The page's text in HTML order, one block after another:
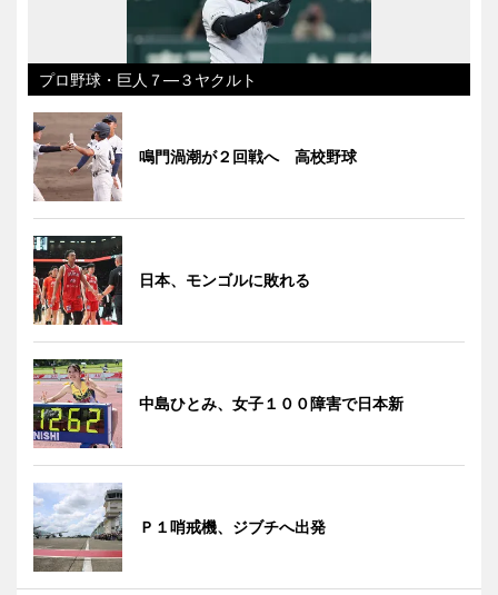
プロ野球・巨人７―３ヤクルト
鳴門渦潮が２回戦へ 高校野球
日本、モンゴルに敗れる
中島ひとみ、女子１００障害で日本新
Ｐ１哨戒機、ジブチへ出発